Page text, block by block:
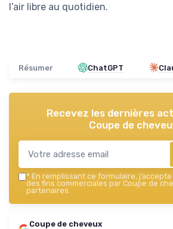
l’air libre au quotidien.
Résumer ChatGPT
Recevez les dernières
Coupe de
* En remplissant ce formulaire,
des fins commerciales par Coupe de
partenaires.
Coupe de cheveux